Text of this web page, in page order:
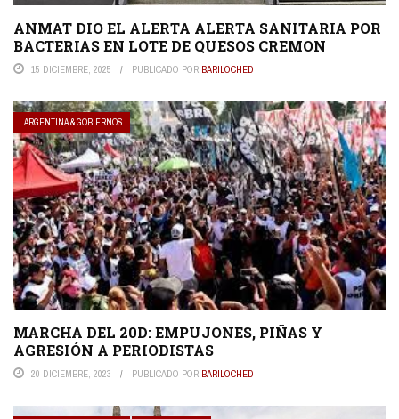
ANMAT DIO EL ALERTA ALERTA SANITARIA POR
BACTERIAS EN LOTE DE QUESOS CREMON
15 DICIEMBRE, 2025 PUBLICADO POR BARILOCHED
ARGENTINA & GOBIERNOS
MARCHA DEL 20D: EMPUJONES, PIÑAS Y
AGRESIÓN A PERIODISTAS
20 DICIEMBRE, 2023 PUBLICADO POR BARILOCHED